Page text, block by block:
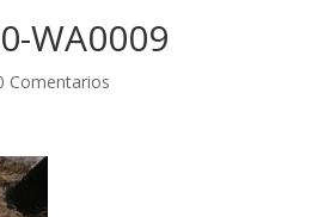
WA0009
Comentarios